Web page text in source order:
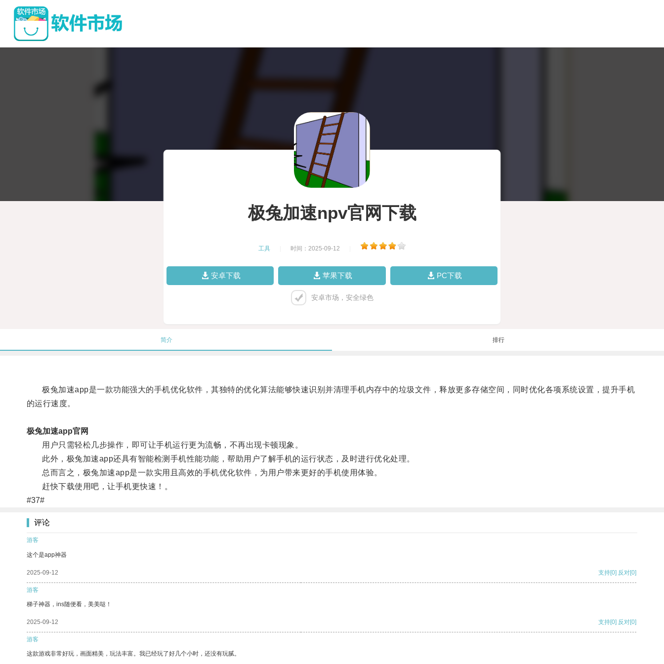
极兔加速npv官网下载
工具 时间：2025-09-12
安卓下载 苹果下载 PC下载
安卓市场，安全绿色
简介 排行
极兔加速app是一款功能强大的手机优化软件，其独特的优化算法能够快速识别并清理手机内存中的垃圾文件，释放更多存储空间，同时优化各项系统设置，提升手机
的运行速度。
极兔加速app官网
用户只需轻松几步操作，即可让手机运行更为流畅，不再出现卡顿现象。
此外，极兔加速app还具有智能检测手机性能功能，帮助用户了解手机的运行状态，及时进行优化处理。
总而言之，极兔加速app是一款实用且高效的手机优化软件，为用户带来更好的手机使用体验。
赶快下载使用吧，让手机更快速！。
#37#
评论
游客
这个是app神器
2025-09-12 支持[0] 反对[0]
游客
梯子神器，ins随便看，美美哒！
2025-09-12 支持[0] 反对[0]
游客
这款游戏非常好玩，画面精美，玩法丰富。我已经玩了好几个小时，还没有玩腻。